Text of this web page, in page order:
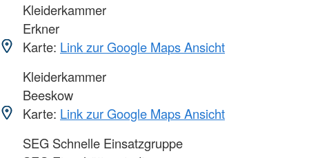
Kleiderkammer
Erkner
Karte: Link zur Google Maps Ansicht
Kleiderkammer
Beeskow
Karte: Link zur Google Maps Ansicht
SEG Schnelle Einsatzgruppe